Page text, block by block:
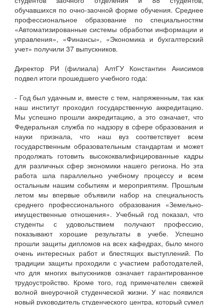
обучавшихся по очно-заочной форме обучения. Среднее
профессиональное образование по специальностям
«Автоматизированные системы обработки информации и
управления», «Финансы», «Экономика и бухгалтерский
учет» получили 37 выпускников.
Директор РИ (филиала) АлтГУ Константин Анисимов
подвел итоги прошедшего учебного года:
- Год был удачным и, вместе с тем, напряженным, так как
наш институт проходил государственную аккредитацию.
Мы успешно прошли аккредитацию, а это означает, что
Федеральная служба по надзору в сфере образования и
науки признала, что наш вуз соответствует всем
государственным образовательным стандартам и может
продолжать готовить высококвалифицированные кадры
для различных сфер экономики нашего региона. Но эта
работа шла параллельно учебному процессу и всем
остальным нашим событиям и мероприятиям. Прошлым
летом мы впервые объявили набор на специальность
среднего профессионального образования «Земельно-
имущественные отношения». Учебный год показал, что
студенты с удовольствием получают профессию,
показывают хорошие результаты в учебе. Успешно
прошли защиты дипломов на всех кафедрах, было много
очень интересных работ и блестящих выступлений. По
традиции защиты проходили с участием работодателей,
что для многих выпускников означает гарантированное
трудоустройство. Кроме того, год примечателен свежей
волной внеурочной студенческой жизни. У нас появился
новый руководитель студенческого центра, который сумел